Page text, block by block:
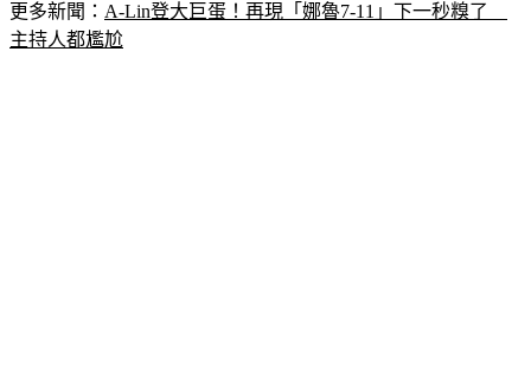
更多新聞： A-Lin登大巨蛋！再現「娜魯7-11」下一秒糗了
主持人都尷尬